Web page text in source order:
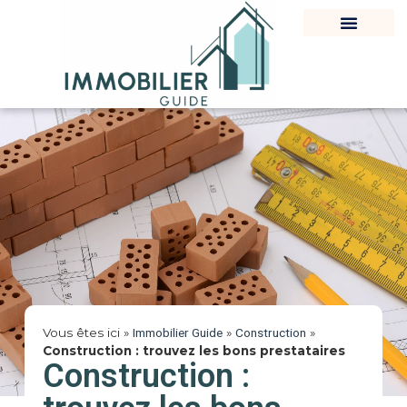
Vous êtes ici » Immobilier Guide» Construction »
Construction : trouvez les bons prestataires
Construction :